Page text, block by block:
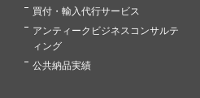
買付・輸入代行サービス
アンティークビジネスコンサルテ
ィング
公共納品実績